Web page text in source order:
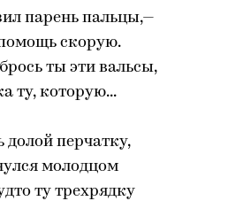
парень пальцы,—
скорую.
ты эти вальсы,
ту, которую...
долой перчатку,
молодцом
ту трехрядку